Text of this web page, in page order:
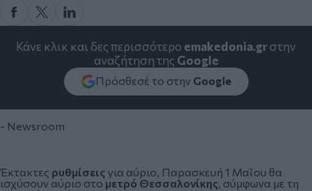
Κάνε κλικ και δες περισσότερο emakedonia.grστην
αναζήτηση της Google
Πρόσθεσέ το στην Google
- Newsroom
Έκτακτες ρυθμίσεις για αύριο, Παρασκευή 1 Μαΐου θα
ισχύσουν αύριο στομετρό Θεσσαλονίκης, σύμφωνα με τη